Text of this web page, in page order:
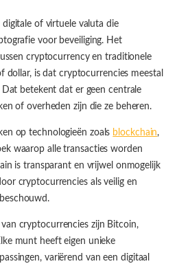
of virtuele valuta die
voor beveiliging. Het
cryptocurrency en traditionele
dollar, is dat cryptocurrencies meestal
Dat betekent dat er geen centrale
of overheden zijn die ze beheren.
op technologieën zoals blockchain,
waarop alle transacties worden
is transparant en vrijwel onmogelijk
cryptocurrencies als veilig en
cryptocurrencies zijn Bitcoin,
munt heeft eigen unieke
variërend van een digitaal